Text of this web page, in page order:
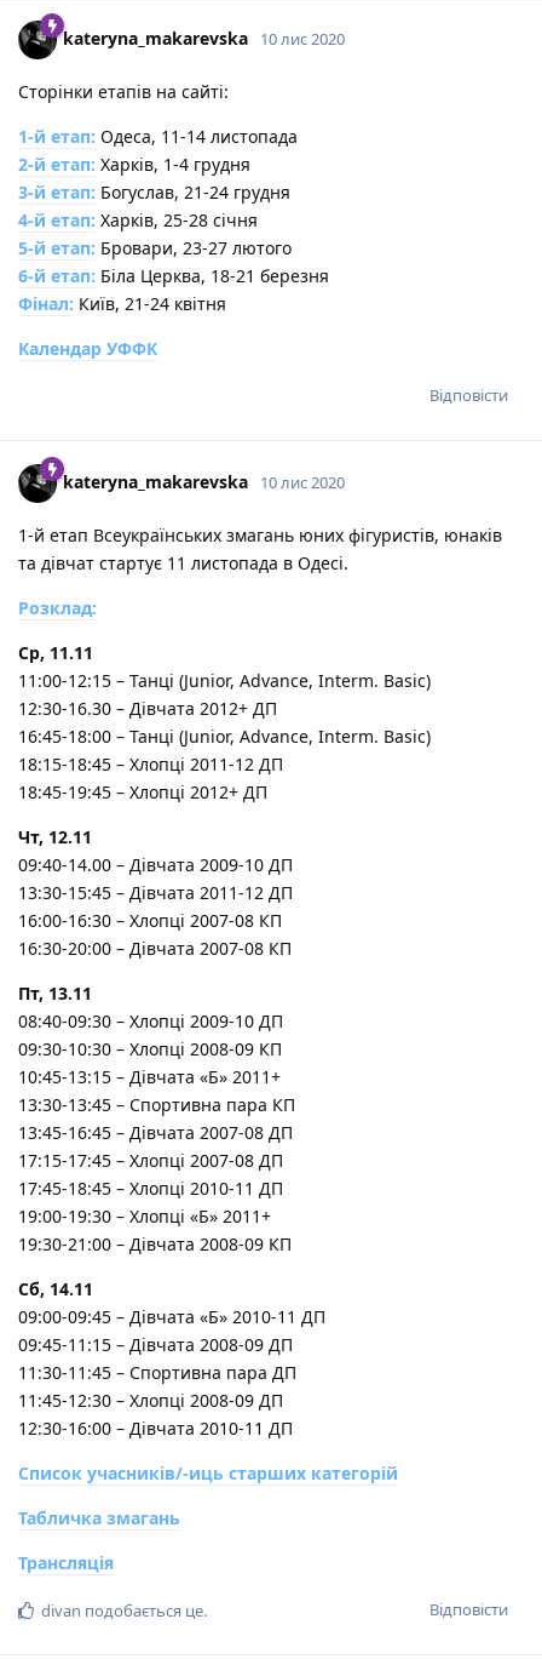
kateryna_makarevska 10 лис 2020
Сторінки етапів на сайті:
1-й етап: Одеса, 11-14 листопада
2-й етап: Харків, 1-4 грудня
3-й етап: Богуслав, 21-24 грудня
4-й етап: Харків, 25-28 січня
5-й етап: Бровари, 23-27 лютого
6-й етап: Біла Церква, 18-21 березня
Фінал: Київ, 21-24 квітня
Календар УФФК
Відповісти
kateryna_makarevska 10 лис 2020
1-й етап Всеукраїнських змагань юних фігуристів, юнаків
та дівчат стартує 11 листопада в Одесі.
Розклад:
Ср, 11.11
11:00-12:15 – Танці (Junior, Advance, Interm. Basic)
12:30-16.30 – Дівчата 2012+ ДП
16:45-18:00 – Танці (Junior, Advance, Interm. Basic)
18:15-18:45 – Хлопці 2011-12 ДП
18:45-19:45 – Хлопці 2012+ ДП
Чт, 12.11
09:40-14.00 – Дівчата 2009-10 ДП
13:30-15:45 – Дівчата 2011-12 ДП
16:00-16:30 – Хлопці 2007-08 КП
16:30-20:00 – Дівчата 2007-08 КП
Пт, 13.11
08:40-09:30 – Хлопці 2009-10 ДП
09:30-10:30 – Хлопці 2008-09 КП
10:45-13:15 – Дівчата «Б» 2011+
13:30-13:45 – Спортивна пара КП
13:45-16:45 – Дівчата 2007-08 ДП
17:15-17:45 – Хлопці 2007-08 ДП
17:45-18:45 – Хлопці 2010-11 ДП
19:00-19:30 – Хлопці «Б» 2011+
19:30-21:00 – Дівчата 2008-09 КП
Сб, 14.11
09:00-09:45 – Дівчата «Б» 2010-11 ДП
09:45-11:15 – Дівчата 2008-09 ДП
11:30-11:45 – Спортивна пара ДП
11:45-12:30 – Хлопці 2008-09 ДП
12:30-16:00 – Дівчата 2010-11 ДП
Список учасників/-иць старших категорій
Табличка змагань
Трансляція
Відповісти
divan подобається це.